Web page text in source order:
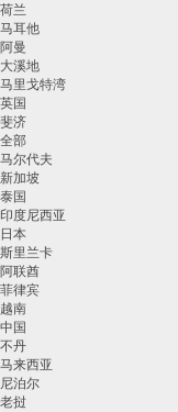
荷兰
马耳他
阿曼
大溪地
马里戈特湾
英国
斐济
全部
马尔代夫
新加坡
泰国
印度尼西亚
日本
斯里兰卡
阿联酋
菲律宾
越南
中国
不丹
马来西亚
尼泊尔
老挝